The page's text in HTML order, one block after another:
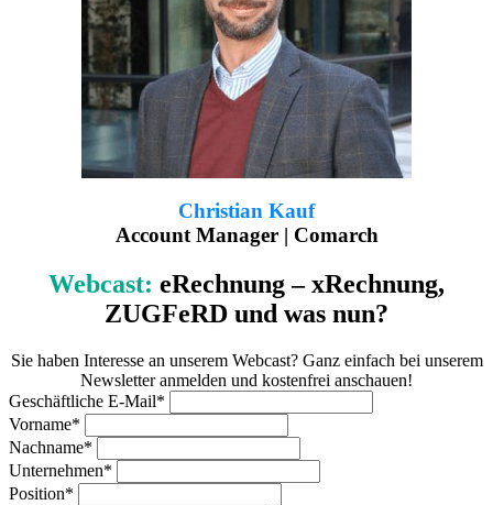
Christian Kauf
Account Manager | Comarch
Webcast: eRechnung – xRechnung,
ZUGFeRD und was nun?
Sie haben Interesse an unserem Webcast? Ganz einfach bei unserem
Newsletter anmelden und kostenfrei anschauen!
Geschäftliche E-Mail*
Vorname*
Nachname*
Unternehmen*
Position*